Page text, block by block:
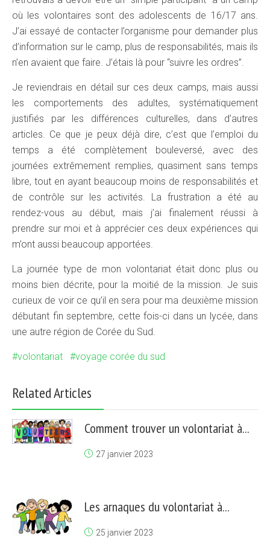
où les volontaires sont des adolescents de 16/17 ans.
J’ai essayé de contacter l’organisme pour demander plus
d’information sur le camp, plus de responsabilités, mais ils
n’en avaient que faire. J’étais là pour “suivre les ordres”.
Je reviendrais en détail sur ces deux camps, mais aussi
les comportements des adultes, systématiquement
justifiés par les différences culturelles, dans d’autres
articles. Ce que je peux déjà dire, c’est que l’emploi du
temps a été complètement bouleversé, avec des
journées extrêmement remplies, quasiment sans temps
libre, tout en ayant beaucoup moins de responsabilités et
de contrôle sur les activités. La frustration a été au
rendez-vous au début, mais j’ai finalement réussi à
prendre sur moi et à apprécier ces deux expériences qui
m’ont aussi beaucoup apportées.
La journée type de mon volontariat était donc plus ou
moins bien décrite, pour la moitié de la mission. Je suis
curieux de voir ce qu’il en sera pour ma deuxième mission
débutant fin septembre, cette fois-ci dans un lycée, dans
une autre région de Corée du Sud.
volontariat voyage corée du sud
Related Articles
Comment trouver un volontariat à...
27 janvier 2023
Les arnaques du volontariat à...
25 janvier 2023